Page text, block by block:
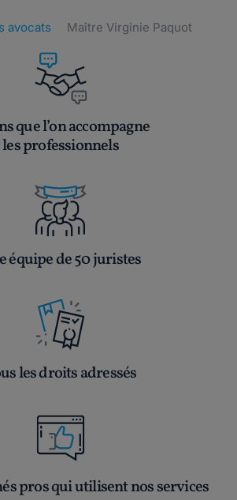
avocats Maître Virginie Paquot
que l’on accompagne
les professionnels
équipe de 50 juristes
les droits adressés
pros qui utilisent nos services